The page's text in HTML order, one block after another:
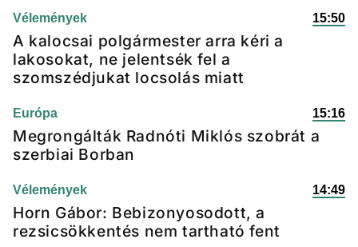
Vélemények 15:50
A kalocsai polgármester arra kéri a
lakosokat, ne jelentsék fel a
szomszédjukat locsolás miatt
Európa 15:16
Megrongálták Radnóti Miklós szobrát a
szerbiai Borban
Vélemények 14:49
Horn Gábor: Bebizonyosodott, a
rezsicsökkentés nem tartható fent